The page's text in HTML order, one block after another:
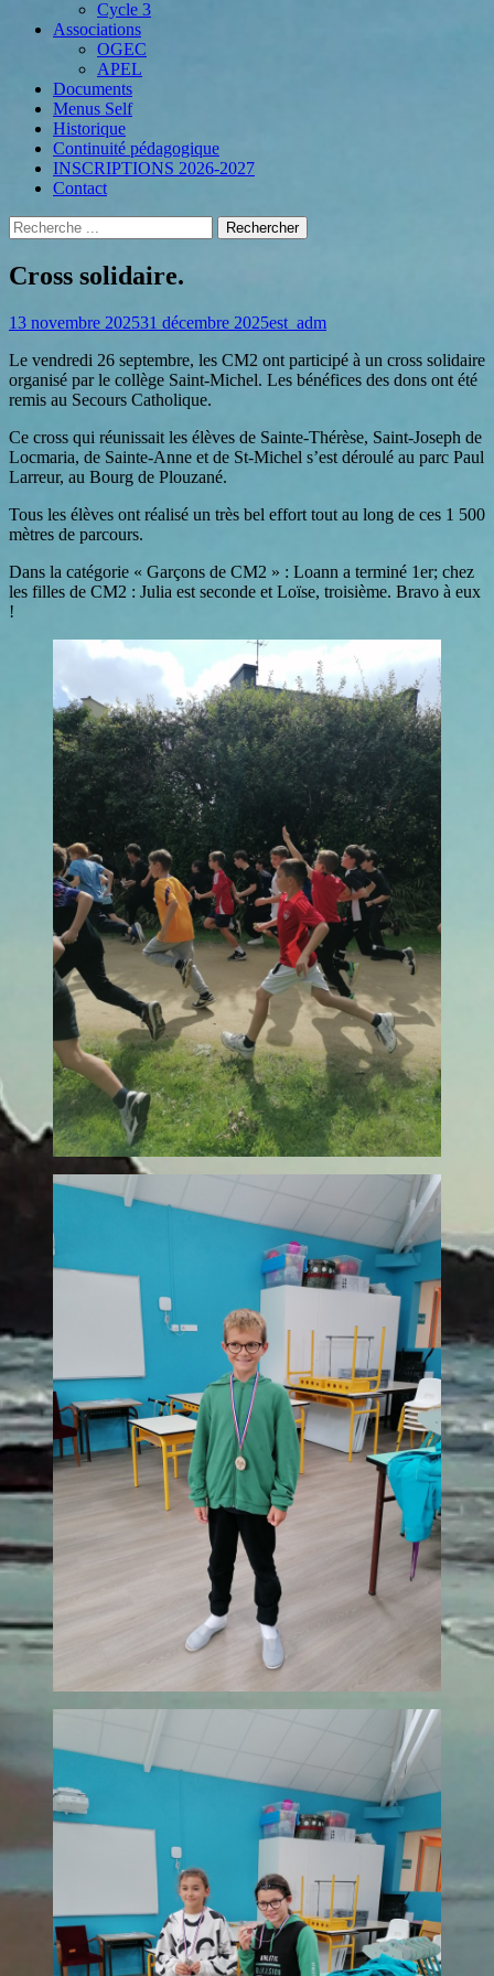
Cycle 3
Associations
OGEC
APEL
Documents
Menus Self
Historique
Continuité pédagogique
INSCRIPTIONS 2026-2027
Contact
Recherche
Rechercher :
secondaire
au
contenu
Cross solidaire.
Posted
13 novembre 202531 décembre 2025Author
est_adm
Le vendredi 26 septembre, les CM2 ont participé à un cross solidaire
organisé par le collège Saint-Michel. Les bénéfices des dons ont été
remis au Secours Catholique.
Ce cross qui réunissait les élèves de Sainte-Thérèse, Saint-Joseph de
Locmaria, de Sainte-Anne et de St-Michel s’est déroulé au parc Paul
Larreur, au Bourg de Plouzané.
Tous les élèves ont réalisé un très bel effort tout au long de ces 1 500
mètres de parcours.
Dans la catégorie « Garçons de CM2 » : Loann a terminé 1er; chez
les filles de CM2 : Julia est seconde et Loïse, troisième. Bravo à eux
!